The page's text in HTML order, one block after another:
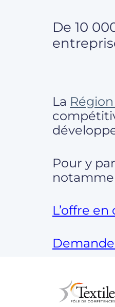
De 10
La
Pour y
L’offre en